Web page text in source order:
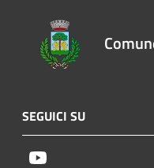
SEGUICI SU